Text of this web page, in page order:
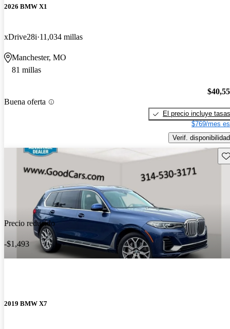
2026 BMW X1
xDrive28i 11,034 millas
Manchester, MO
81 millas
Buena oferta
El precio incluye tasas
$769/mes
Verif. disponibilidad
Precio reducido
-$1,493
2019 BMW X7